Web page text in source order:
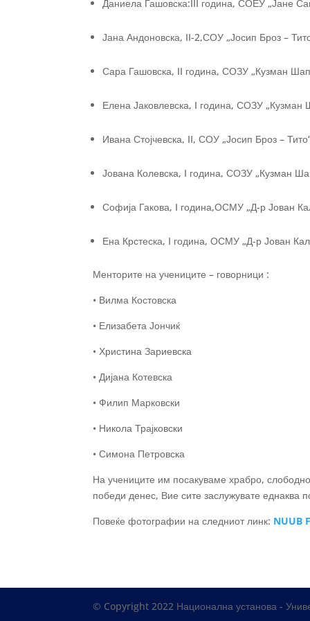
Даниела Гашовска:III година, СОЕУ „Јане
Јана Андоновска, II-2,СОУ „Јосип Броз –
Сара Гашовска, II година, СОЗУ „Кузман
Елена Јаковлевска, I година, СОЗУ „Кузман
Ивана Стојчевска, II, СОУ „Јосип Броз –
Јована Колевска, I година, СОЗУ „Кузман
Софија Гакова, I година,ОСМУ „Д-р Јован
Ена Крстеска, I година, ОСМУ „Д-р Јован
Менторите на учениците – говорници :
• Вилма Костовска
• Елизабета Јончиќ
• Христина Зариевска
• Дијана Котевска
• Филип Марковски
• Никола Трајковски
• Симона Петровска
На учениците им посакуваме храбро,
победи денес, Вие сите заслужувате еднаква
Повеќе фотографии на следниот линк: NUUB
© Copyright 2022 Национална установа -